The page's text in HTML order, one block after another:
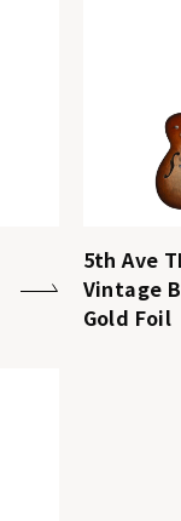
5th Ave
Vintage
Gold Foil